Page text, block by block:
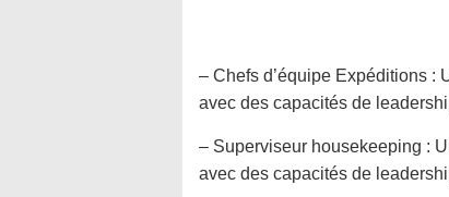
– Chefs d’équipe Expéditions :
avec des capacités de
– Superviseur housekeeping :
avec des capacités de